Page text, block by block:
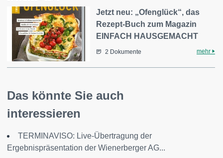
Jetzt neu: „Ofenglück“, das
Rezept-Buch zum Magazin
EINFACH HAUSGEMACHT
2 Dokumente mehr
Das könnte Sie auch
interessieren
TERMINAVISO: Live-Übertragung der
Ergebnispräsentation der Wienerberger AG...